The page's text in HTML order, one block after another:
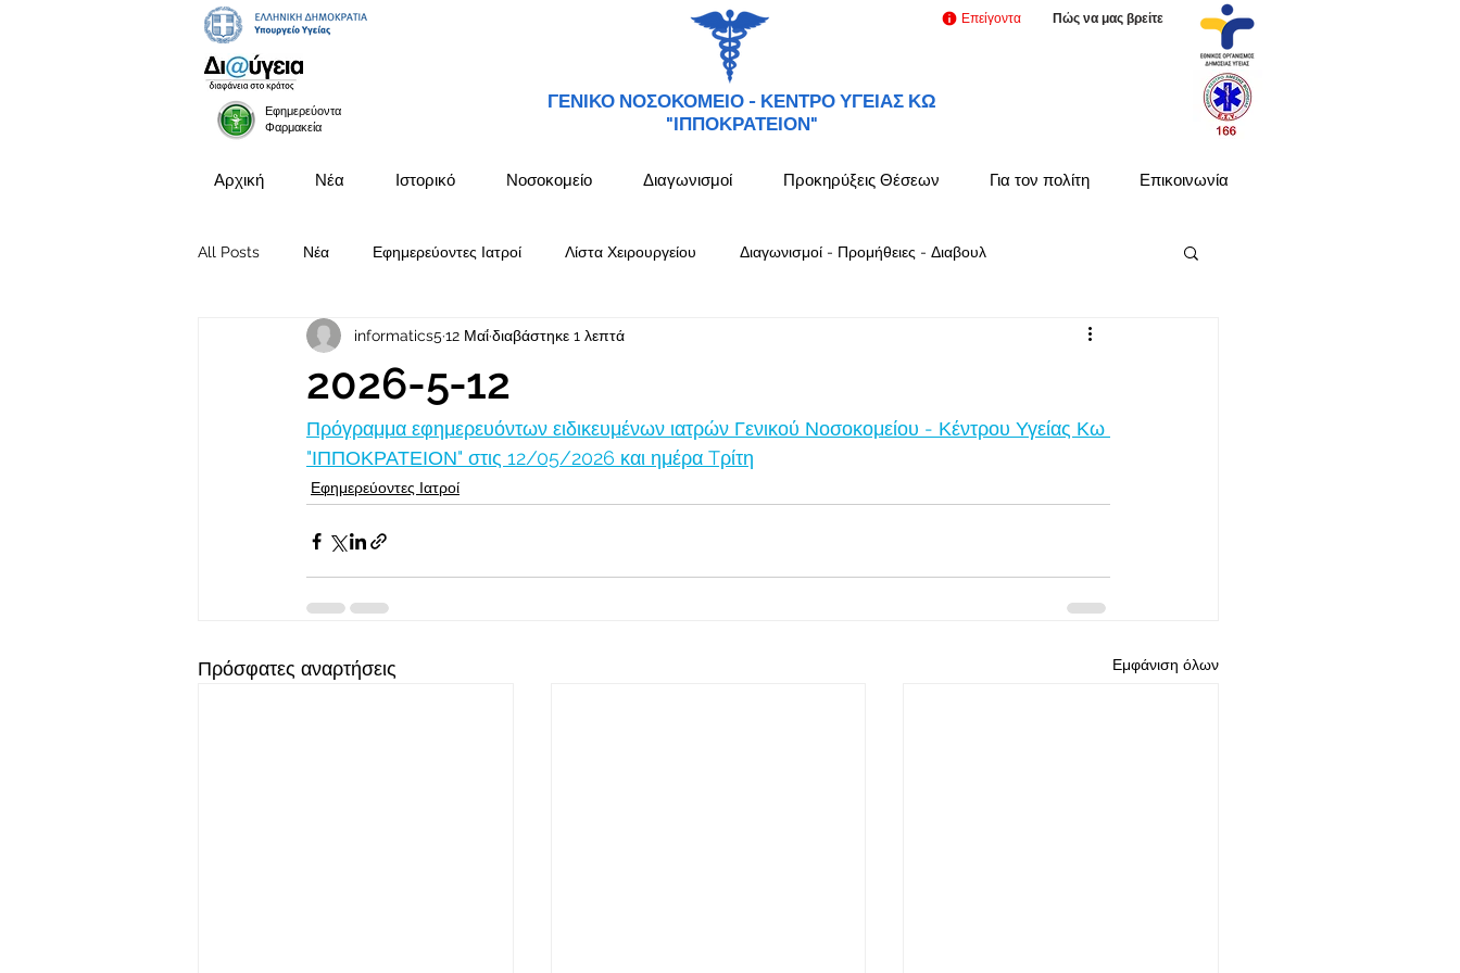
Εφημερεύοντα
Φαρμακεία
ΓΕΝΙΚΟ ΝΟΣΟΚΟΜΕΙΟ - ΚΕΝΤΡΟ ΥΓΕΙΑΣ ΚΩ
"ΙΠΠΟΚΡΑΤΕΙΟΝ"
Επείγοντα Πώς να μας βρείτε
Αρχική Νέα Ιστορικό Νοσοκομείο Διαγωνισμοί Προκηρύξεις Θέσεων Για τον πολίτη Επικοινωνία
All Posts Νέα Εφημερεύοντες Ιατροί Λίστα Χειρουργείου Διαγωνισμοί - Προμήθειες - Διαβουλ
Προκηρύξεις Θέσεων
2026-5-12
informatics5 12 Μαΐδιαβάστηκε 1 λεπτά
Πρόγραμμα εφημερευόντων ειδικευμένων ιατρών Γενικού Νοσοκομείου - Κέντρου Υγείας Κω
"ΙΠΠΟΚΡΑΤΕΙΟΝ" στις 12/05/2026 και ημέρα Tρίτη
Εφημερεύοντες Ιατροί
Πρόσφατες αναρτήσεις Εμφάνιση όλων